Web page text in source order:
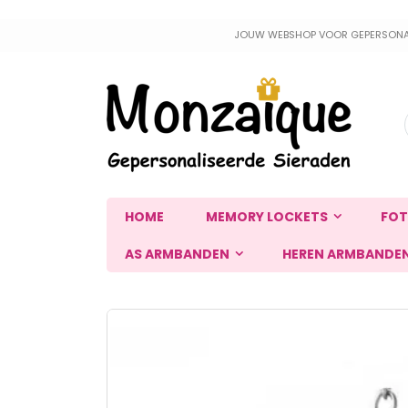
inhoud
JOUW WEBSHOP VOOR
HOME MEMORY LOCKETS
AS ARMBANDEN HEREN
Ga